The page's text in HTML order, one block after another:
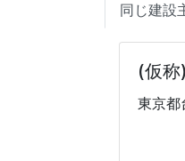
同じ建設
(仮
東京都